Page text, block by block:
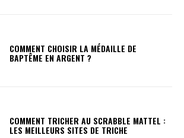
COMMENT CHOISIR LA MÉDAILLE DE
BAPTÊME EN ARGENT ?
COMMENT TRICHER AU SCRABBLE MATTEL :
LES MEILLEURS SITES DE TRICHE